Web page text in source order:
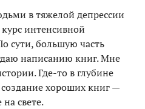
в тяжелой депрессии
интенсивной
сути, большую часть
написанию книг. Мне
Где-то в глубине
создание хороших книг —
свете.